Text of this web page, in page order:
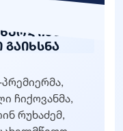
ჩიქოვანმა,
რუხაძემ,